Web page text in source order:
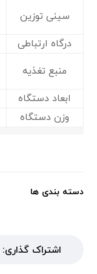
سینی توزین
درگاه ارتباطی
منبع تغذیه
ابعاد دستگاه
وزن دستگاه
دسته بندی ها